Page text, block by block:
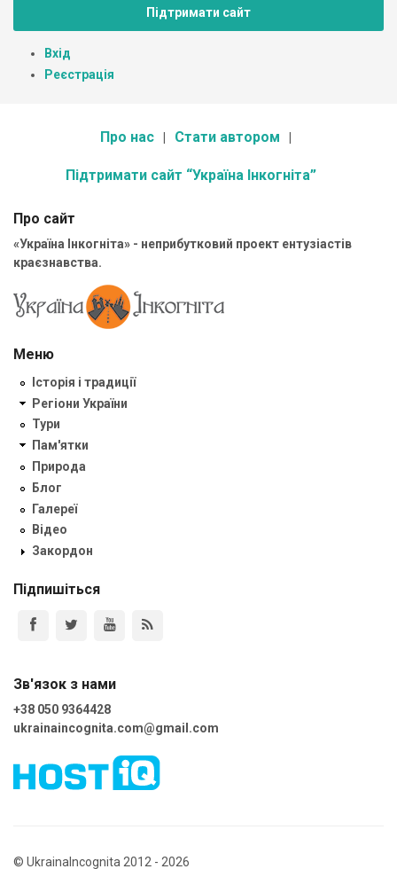
Підтримати сайт
Вхід
Реєстрація
Про нас Стати автором
Підтримати сайт “Україна Інкогніта”
Про сайт
«Україна Інкогніта» - неприбутковий проект ентузіастів
краєзнавства.
Меню
Історія і традиції
Регіони України
Тури
Пам'ятки
Природа
Блог
Галереї
Відео
Закордон
Підпишіться
Зв'язок з нами
+38 050 9364428
ukrainaincognita.com@gmail.com
© UkrainaIncognita 2012 - 2026